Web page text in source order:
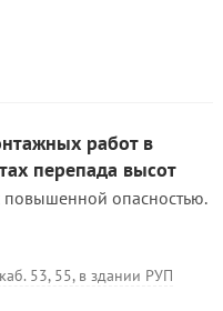
работ в
перепада высот
повышенной опасностью.
53, 55, в здании РУП